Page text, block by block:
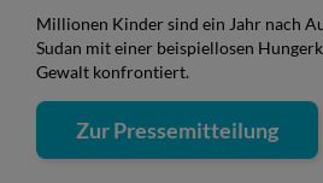
Millionen Kinder sind ein Jahr nach
Sudan mit einer beispiellosen
Gewalt konfrontiert.
Zur Pressemitteilung